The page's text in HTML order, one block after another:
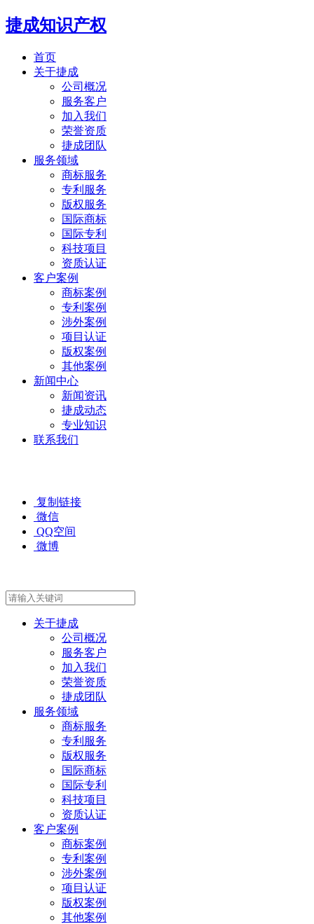
捷成知识产权
首页
关于捷成
公司概况
服务客户
加入我们
荣誉资质
捷成团队
服务领域
商标服务
专利服务
版权服务
国际商标
国际专利
科技项目
资质认证
客户案例
商标案例
专利案例
涉外案例
项目认证
版权案例
其他案例
新闻中心
新闻资讯
捷成动态
专业知识
联系我们
复制链接
微信
QQ空间
微博
关于捷成
公司概况
服务客户
加入我们
荣誉资质
捷成团队
服务领域
商标服务
专利服务
版权服务
国际商标
国际专利
科技项目
资质认证
客户案例
商标案例
专利案例
涉外案例
项目认证
版权案例
其他案例